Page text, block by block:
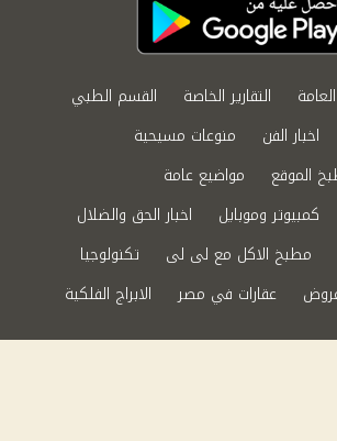
التقارير الخاصة
القسم الطبي
اخبار الفن
منوعات مسيحية
الموقع
مواضيع عامة
كمبيوتر وموبايل
اخبار الحق والضلال
مطبخ الاكل مع لى لى
تكنولوجيا
عقارات في مصر
الابراج الفلكية